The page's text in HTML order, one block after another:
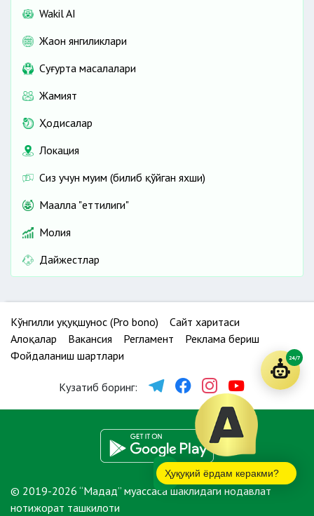
Wakil AI
Жаҳон янгиликлари
Cуғурта масалалари
Жамият
Ҳодисалар
Локация
Сиз учун муҳим (билиб қўйган яхши)
Маҳалла "еттилиги"
Молия
Дайжестлар
Кўнгилли ҳуқуқшунос (Pro bono)
Сайт харитаси
Алоқалар
Вакансия Регламент
Реклама бериш
Фойдаланиш шартлари
Кузатиб боринг:
© 2019-2026 “Мадад” муассаса шаклидаги нодавлат
нотижорат ташкилоти
Ҳуқуқий ёрдам керакми?
24/7